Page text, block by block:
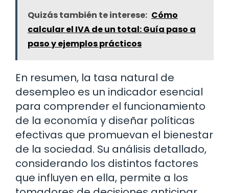
Quizás también te interese: Cómo
calcular el IVA de un total: Guía paso a
paso y ejemplos prácticos
En resumen, la tasa natural de
desempleo es un indicador esencial
para comprender el funcionamiento
de la economía y diseñar políticas
efectivas que promuevan el bienestar
de la sociedad. Su análisis detallado,
considerando los distintos factores
que influyen en ella, permite a los